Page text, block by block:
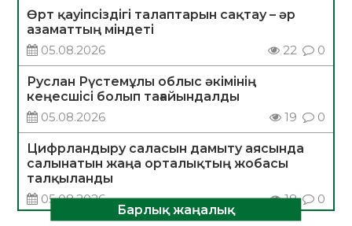
Өрт қауіпсіздігі талаптарын сақтау – әр
азаматтың міндеті
05.08.2026
22 0
Руслан Рүстемұлы облыс әкімінің
кеңесшісі болып тағайындалды
05.08.2026
19 0
Цифрландыру саласын дамыту аясында
салынатын жаңа орталықтың жобасы
талқыланды
05.08.2026
18 0
Барлық жаңалық